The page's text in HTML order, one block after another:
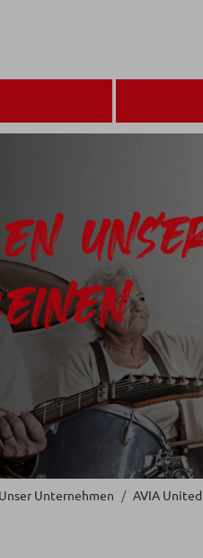
Unser Unternehmen AVIA United